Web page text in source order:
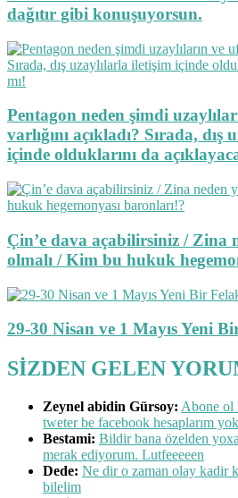
dağıtır gibi konuşuyorsun.
Pentagon neden şimdi
varlığını açıkladı? Sırada,
içinde olduklarını da
Çin’e dava açabilirsiniz / Zina
olmalı / Kim bu hukuk
29-30 Nisan ve 1 Mayıs Yeni
SİZDEN GELEN
Zeynel abidin Gürsoy: Abone ol
tweter be facebook hesaplarım
Bestami: Bildir bana özelden
merak ediyorum. Lutfeeeeen
Dede: Ne dir o zaman olay kadir
bilelim